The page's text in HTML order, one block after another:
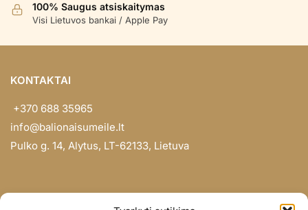
100% Saugus atsiskaitymas
Visi Lietuvos bankai / Apple Pay
KONTAKTAI
+370 688 35965
info@balionaisumeile.lt
Pulko g. 14, Alytus, LT-62133, Lietuva